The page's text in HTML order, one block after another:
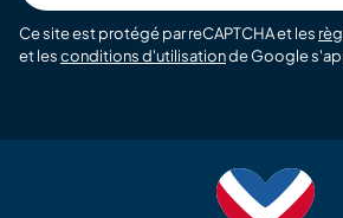
Ce site est protégé par reCAPTCHA et les
et lesconditions d'utilisationde Google